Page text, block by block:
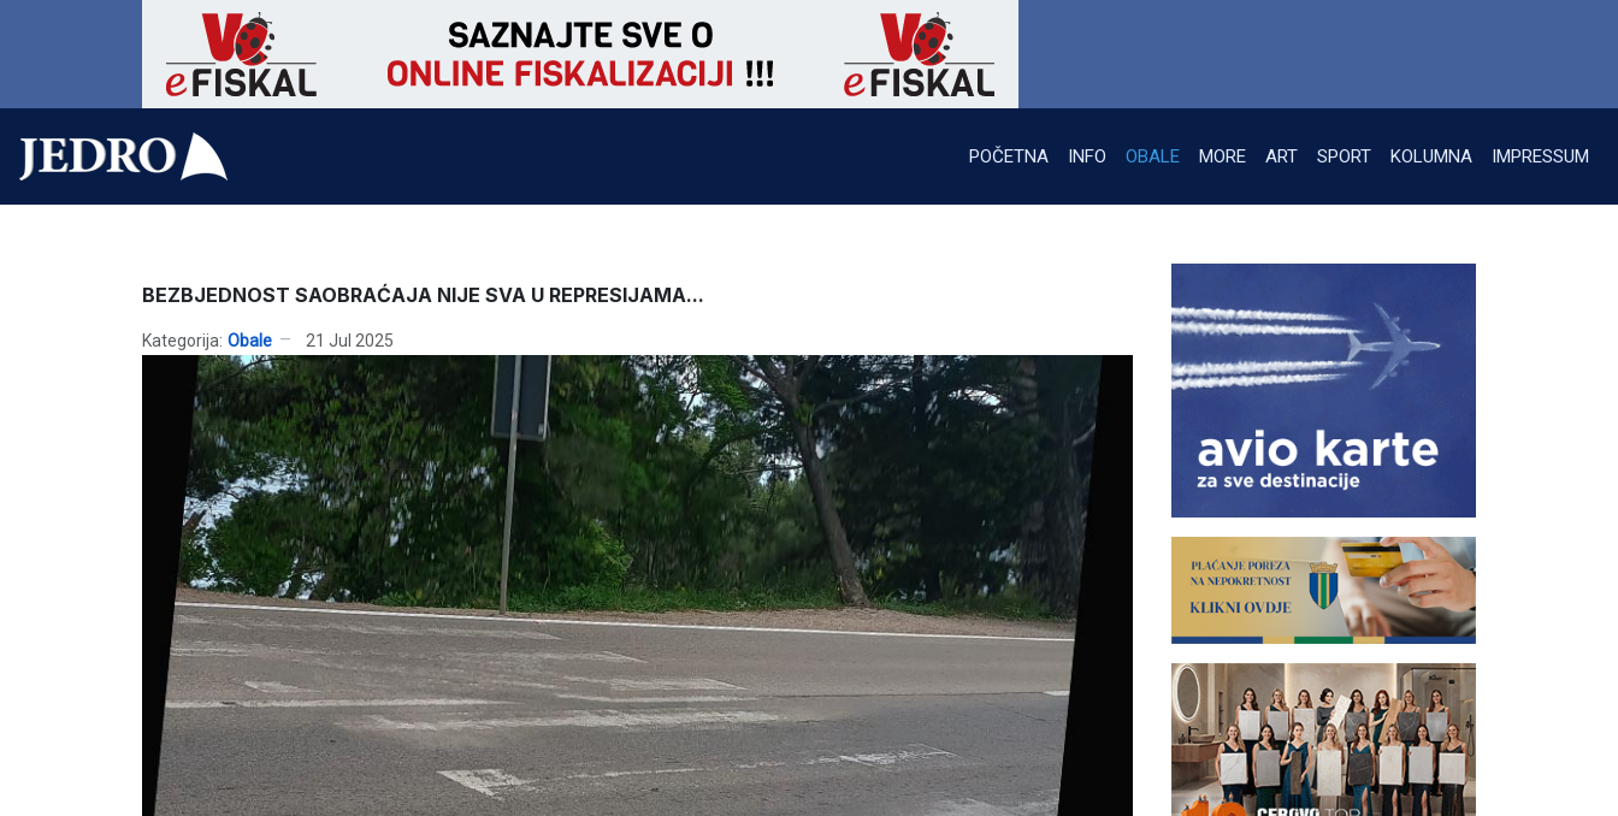
POČETNA INFO OBALE MORE ART SPORT KOLUMNA IMPRESSUM
BEZBJEDNOST SAOBRAĆAJA NIJE SVA U REPRESIJAMA...
Kategorija: Obale 21 Jul 2025